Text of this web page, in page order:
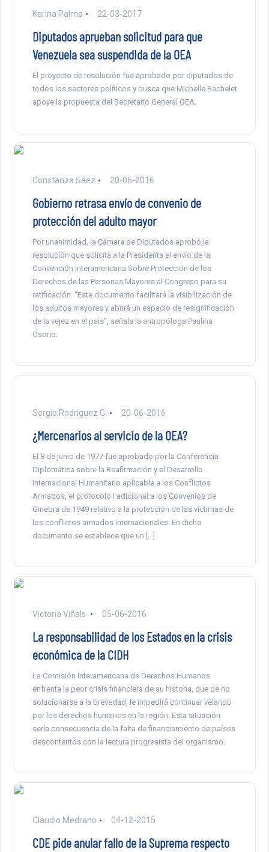
Karina Palma 22-03-2017
Diputados aprueban solicitud para que
Venezuela sea suspendida de la OEA
El proyecto de resolución fue aprobado por diputados de
todos los sectores políticos y busca que Michelle Bachelet
apoye la propuesta del Secretario General OEA.
Constanza Sáez 20-06-2016
Gobierno retrasa envío de convenio de
protección del adulto mayor
Por unanimidad, la Cámara de Diputados aprobó la
resolución que solicita a la Presidenta el envío de la
Convención Interamericana Sobre Protección de los
Derechos de las Personas Mayores al Congreso para su
ratificación. “Este documento facilitará la visibilización de
los adultos mayores y abrirá un espacio de resignificación
de la vejez en el país”, señala la antropóloga Paulina
Osorio.
Sergio Rodriguez G. 20-06-2016
¿Mercenarios al servicio de la OEA?
El 8 de junio de 1977 fue aprobado por la Conferencia
Diplomática sobre la Reafirmación y el Desarrollo
Internacional Humanitario aplicable a los Conflictos
Armados, el protocolo I adicional a los Convenios de
Ginebra de 1949 relativo a la protección de las víctimas de
los conflictos armados internacionales. En dicho
documento se establece que un […]
Victoria Viñals 05-06-2016
La responsabilidad de los Estados en la crisis
económica de la CIDH
La Comisión Interamericana de Derechos Humanos
enfrenta la peor crisis financiera de su historia, que de no
solucionarse a la brevedad, le impedirá continuar velando
por los derechos humanos en la región. Esta situación
sería consecuencia de la falta de financiamiento de países
descontentos con la lectura progresista del organismo.
Claudio Medrano 04-12-2015
CDE pide anular fallo de la Suprema respecto